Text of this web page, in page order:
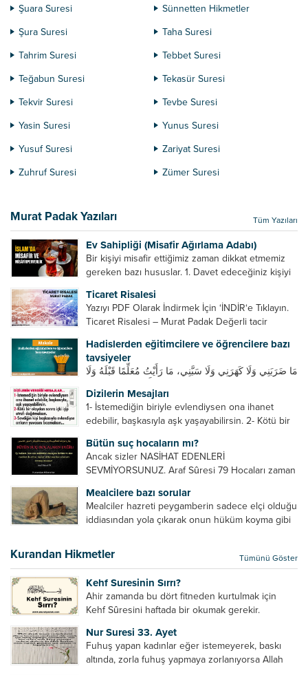
Şuara Suresi
Sünnetten Hikmetler
Şura Suresi
Taha Suresi
Tahrim Suresi
Tebbet Suresi
Teğabun Suresi
Tekasür Suresi
Tekvir Suresi
Tevbe Suresi
Yasin Suresi
Yunus Suresi
Yusuf Suresi
Zariyat Suresi
Zuhruf Suresi
Zümer Suresi
Murat Padak Yazıları Tüm Yazıları
Ev Sahipliği (Misafir Ağırlama Adabı)
Bir kişiyi misafir ettiğimiz zaman dikkat etmemiz
gereken bazı hususlar. 1. Davet edeceğiniz kişiyi
önce, bir hafta önce veya gün içinde davet edin....
Ticaret Risalesi
Yazıyı PDF Olarak İndirmek İçin ‘İNDİR‘e Tıklayın.
Ticaret Risalesi – Murat Padak Değerli tacir
ticaret yapmaktır. Peygamber efendimiz de ticaret
yapmıştır. Hz. Hatice...
Hadislerden eğitimcilere ve öğrencilere bazı
tavsiyeler
مَا ضَرَبَنِي وَلَا كَهَرَنِي وَلَا سَبَّنِي، مَا رَأَيْتُ مُعَلِّمًا قَبْلَهُ وَلَا
ve sellem beni dövmedi, azarlamadı ve bana
sövmedi. Ben ne ondan önce...
Dizilerin Mesajları
1- İstemediğin biriyle evlendiysen ona ihanet
edebilir, başkasıyla aşk yaşayabilirsin. 2- Kötü bir
Sevdiğin kişi başkasıyla evlendiyse onların
yuvasını bozmalısın. 4- Hiçbir dizide...
Bütün suç hocaların mı?
Ancak sizler NASİHAT EDENLERİ
SEVMİYORSUNUZ. Araf Sûresi 79 Hocaları zaman
geliştirmeleri hususunda bazen açık bazen gizli
tenkitlerde bulunmuşuzdur. Örneğin hocalarda
olması gereken hususları sıralar ve...
Mealcilere bazı sorular
Mealciler hazreti peygamberin sadece elçi olduğu
iddiasından yola çıkarak onun hüküm koyma gibi
elçilik yaptığı makam adına teşri yapamaz. Sadece
elçi kelimesinin manasından...
Kurandan Hikmetler Tümünü Göster
Kehf Suresinin Sırrı?
Ahir zamanda bu dört fitneden kurtulmak için
Kehf Sûresini haftada bir okumak gerekir.
din algısı, yanlış din öğreten hoca algısını yenmek
vb. Dini doğru...
Nur Suresi 33. Ayet
Fuhuş yapan kadınlar eğer istemeyerek, baskı
altında, zorla fuhuş yapmaya zorlanıyorsa Allah